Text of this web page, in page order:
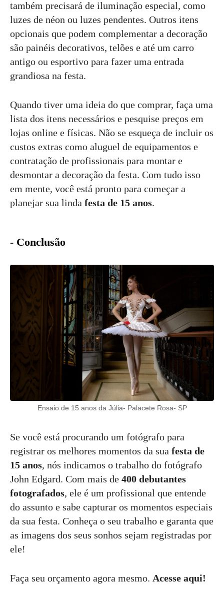
também precisará de iluminação especial, como
luzes de néon ou luzes pendentes. Outros itens
opcionais que podem complementar a decoração
são painéis decorativos, telões e até um carro
antigo ou esportivo para fazer uma entrada
grandiosa na festa.
Quando tiver uma ideia do que comprar, faça uma
lista dos itens necessários e pesquise preços em
lojas online e físicas. Não se esqueça de incluir os
custos extras como aluguel de equipamentos e
contratação de profissionais para montar e
desmontar a decoração da festa. Com tudo isso
em mente, você está pronto para começar a
planejar sua linda festa de 15 anos.
- Conclusão
Ensaio de 15 anos da Júlia- Palacete Rosa- SP
Se você está procurando um fotógrafo para
registrar os melhores momentos da sua festa de
15 anos, nós indicamos o trabalho do fotógrafo
John Edgard. Com mais de 400 debutantes
fotografados, ele é um profissional que entende
do assunto e sabe capturar os momentos especiais
da sua festa. Conheça o seu trabalho e garanta que
as imagens dos seus sonhos sejam registradas por
ele!
Faça seu orçamento agora mesmo. Acesse aqui!